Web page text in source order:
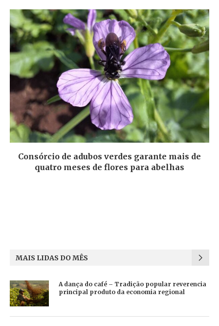
Consórcio de adubos verdes garante mais de
quatro meses de flores para abelhas
MAIS LIDAS DO MÊS
A dança do café – Tradição popular reverencia
principal produto da economia regional